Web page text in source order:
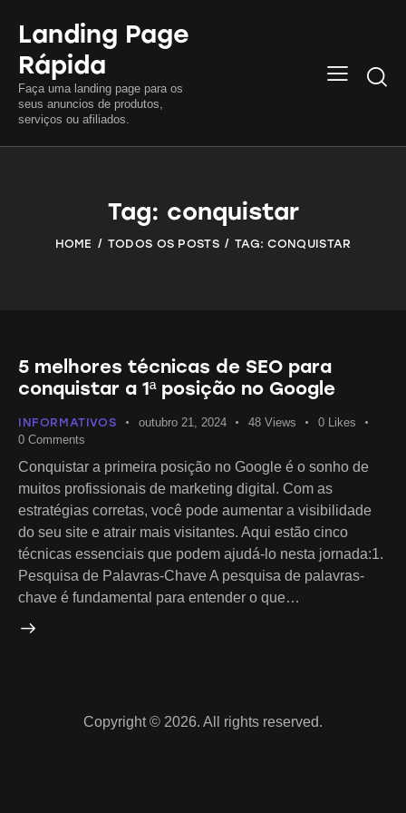
Landing Page
Rápida
Faça uma landing page para os
seus anuncios de produtos,
serviços ou afiliados.
Tag: conquistar
HOME TODOS OS POSTS TAG: CONQUISTAR
5 melhores técnicas de SEO para
conquistar a 1ª posição no Google
INFORMATIVOS outubro 21, 2024 48 Views 0
Likes
0 Comments
Conquistar a primeira posição no Google é o sonho de
muitos profissionais de marketing digital. Com as
estratégias corretas, você pode aumentar a visibilidade
do seu site e atrair mais visitantes. Aqui estão cinco
técnicas essenciais que podem ajudá-lo nesta jornada:1.
Pesquisa de Palavras-Chave A pesquisa de palavras-
chave é fundamental para entender o que…
Copyright © 2026. All rights reserved.